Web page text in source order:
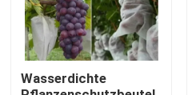
Wasserdichte